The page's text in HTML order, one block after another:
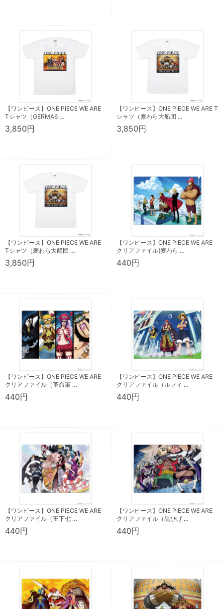
【ワンピース】ONE PIECE WE ARE
Tシャツ（GERMA6 …
3,850円
【ワンピース】ONE PIECE WE ARE T
シャツ（麦わら大船団 …
3,850円
【ワンピース】ONE PIECE WE ARE
Tシャツ（麦わら大船団 …
3,850円
【ワンピース】ONE PIECE WE ARE
クリアファイル(麦わら …
440円
【ワンピース】ONE PIECE WE ARE
クリアファイル（革命軍 …
440円
【ワンピース】ONE PIECE WE ARE
クリアファイル（ルフィ …
440円
【ワンピース】ONE PIECE WE ARE
クリアファイル（王下七 …
440円
【ワンピース】ONE PIECE WE ARE
クリアファイル（黒ひげ …
440円